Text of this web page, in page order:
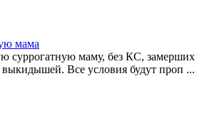
мама
суррогатную маму, без КС, замерших
выкидышей. Все условия будут проп ...